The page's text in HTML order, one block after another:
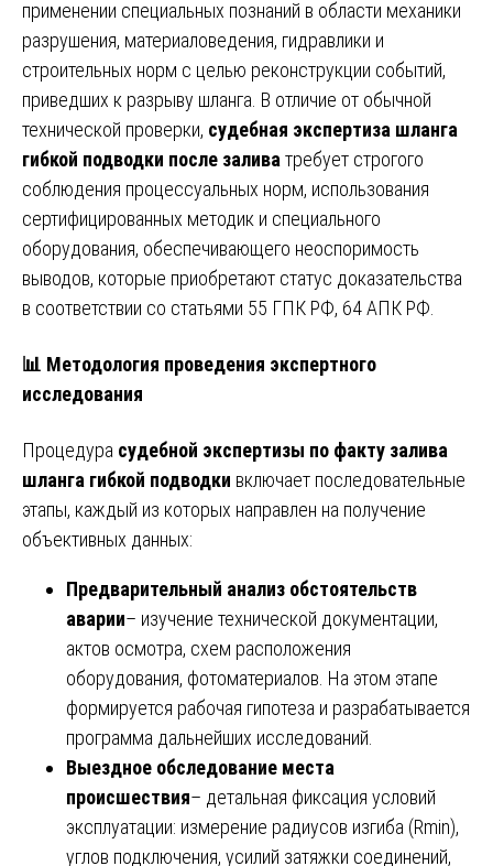
применении специальных познаний в области механики
разрушения, материаловедения, гидравлики и
строительных норм с целью реконструкции событий,
приведших к разрыву шланга. В отличие от обычной
технической проверки, судебная экспертиза шланга
гибкой подводки после залива требует строгого
соблюдения процессуальных норм, использования
сертифицированных методик и специального
оборудования, обеспечивающего неоспоримость
выводов, которые приобретают статус доказательства
в соответствии со статьями 55 ГПК РФ, 64 АПК РФ.
📊 Методология проведения экспертного
исследования
Процедура судебной экспертизы по факту залива
шланга гибкой подводки включает последовательные
этапы, каждый из которых направлен на получение
объективных данных:
Предварительный анализ обстоятельств
аварии– изучение технической документации,
актов осмотра, схем расположения
оборудования, фотоматериалов. На этом этапе
формируется рабочая гипотеза и разрабатывается
программа дальнейших исследований.
Выездное обследование места
происшествия– детальная фиксация условий
эксплуатации: измерение радиусов изгиба (Rmin),
углов подключения, усилий затяжки соединений,